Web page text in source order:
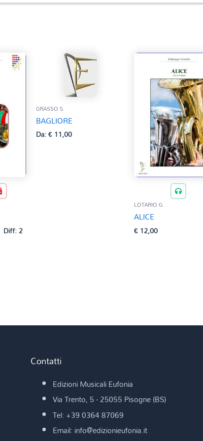
Diff: 2
GRASSO S.
BAGLIORE
Da:€11,00
LOTARIO G.
ALICE
€12,00
Contatti
Edizioni Musicali Eufonia
Via Trento, 5 - 25055 Pisogne (BS)
Tel: +39 0364 87069
Email: info@edizionieufonia.it